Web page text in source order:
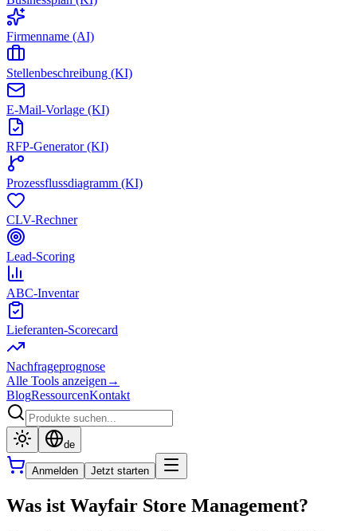
Firmenname (AI)
Stellenbeschreibung (KI)
E-Mail-Vorlage (KI)
RFP-Generator (KI)
Prozessflussdiagramm (KI)
CLV-Rechner
Lead-Scoring
ABC-Inventar
Lieferanten-Scorecard
Nachfrageprognose
Alle Tools anzeigen →
BlogRessourcenKontakt
de
Anmelden Jetzt starten
Was ist Wayfair Store Management?